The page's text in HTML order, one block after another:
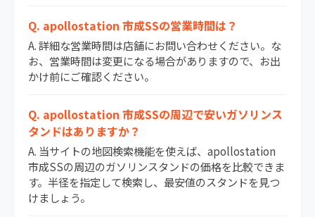
Q. apollostation 市成SSの営業時間は？
A. 詳細な営業時間は店舗にお問い合わせください。な
お、営業時間は変更になる場合がありますので、お出
かけ前にご確認ください。
Q. apollostation 市成SSの周辺で安いガソリンス
タンドはありますか？
A. 当サイトの地図検索機能を使えば、apollostation
市成SSの周辺のガソリンスタンドの価格を比較できま
す。半径を指定して検索し、最安値のスタンドを見つ
けましょう。